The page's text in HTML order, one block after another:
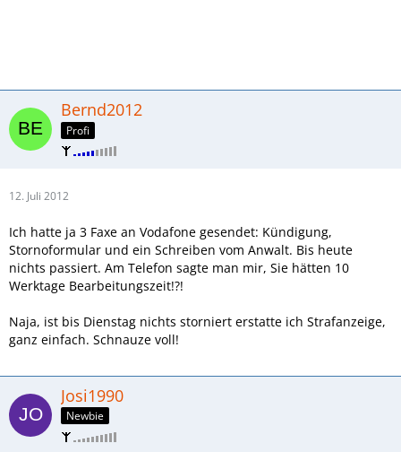
Bernd2012
Profi
12. Juli 2012
Ich hatte ja 3 Faxe an Vodafone gesendet: Kündigung,
Stornoformular und ein Schreiben vom Anwalt. Bis heute
nichts passiert. Am Telefon sagte man mir, Sie hätten 10
Werktage Bearbeitungszeit!?!
Naja, ist bis Dienstag nichts storniert erstatte ich Strafanzeige,
ganz einfach. Schnauze voll!
Josi1990
Newbie